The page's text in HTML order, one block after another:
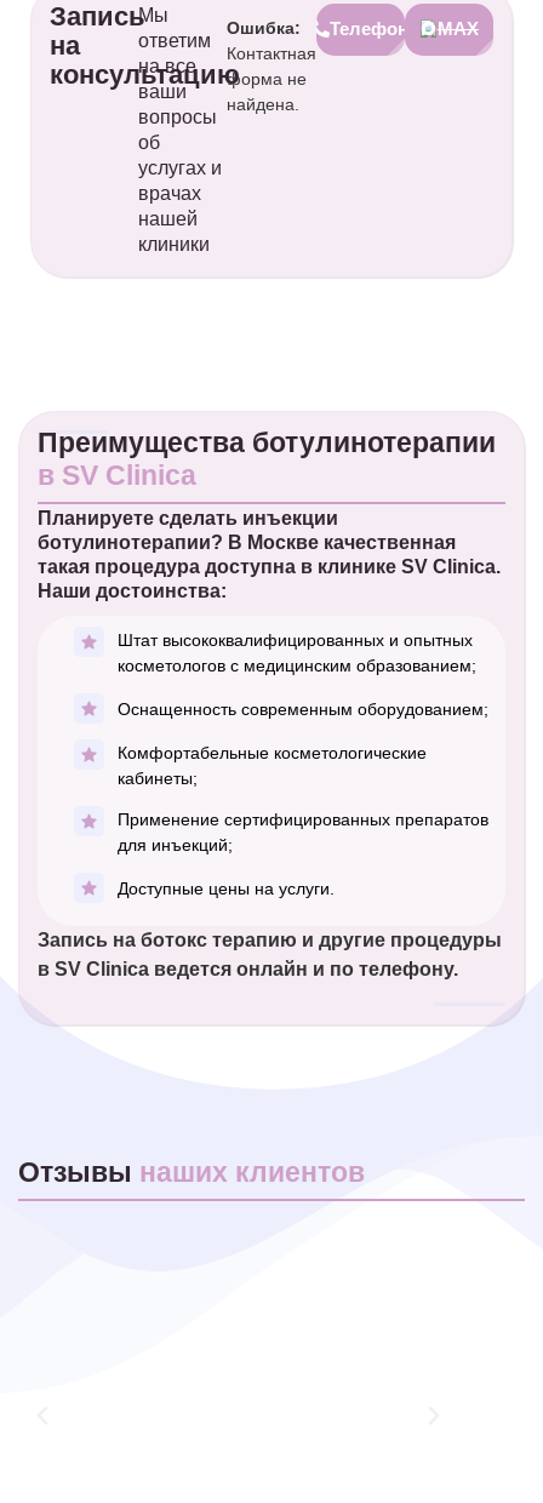
Запись
на
консультацию
Мы
ответим
на все
ваши
вопросы
об
услугах и
врачах
нашей
клиники
Ошибка:
Контактная
форма не
найдена.
Телефон MAX
Преимущества ботулинотерапии
в SV Clinica
Планируете сделать инъекции
ботулинотерапии? В Москве качественная
такая процедура доступна в клинике SV Clinica.
Наши достоинства:
Штат высококвалифицированных и опытных
косметологов с медицинским образованием;
Оснащенность современным оборудованием;
Комфортабельные косметологические
кабинеты;
Применение сертифицированных препаратов
для инъекций;
Доступные цены на услуги.
Запись на ботокс терапию и другие процедуры
в SV Clinica ведется онлайн и по телефону.
Отзывы наших клиентов